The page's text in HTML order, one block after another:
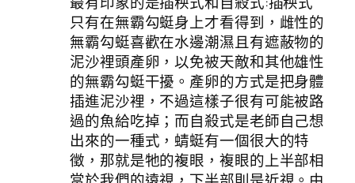
只有在無霸勾蜓身上才看得到，雌性的
無霸勾蜓喜歡在水邊潮濕且有遮蔽物的
泥沙裡頭產卵，以免被天敵和其他雄性
的無霸勾蜓干擾。產卵的方式是把身體
插進泥沙裡，不過這樣子很有可能被路
過的魚給吃掉；而自殺式是老師自己想
出來的一種式，蜻蜓有一個很大的特
徵，那就是牠的複眼，複眼的上半部相